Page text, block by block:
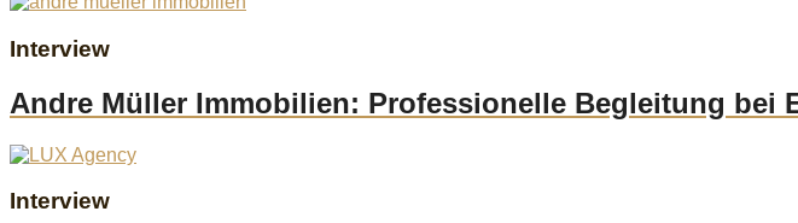
Interview
Andre Müller Immobilien: Professionelle Begleitung bei
Interview